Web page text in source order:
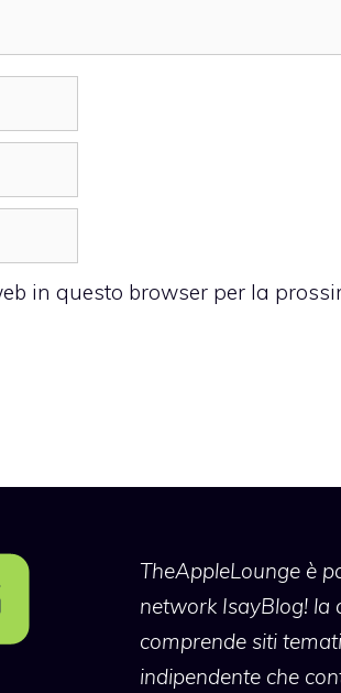
in questo browser per la
TheAppleLoungeè
network IsayBlog! la
comprende siti
indipendente che